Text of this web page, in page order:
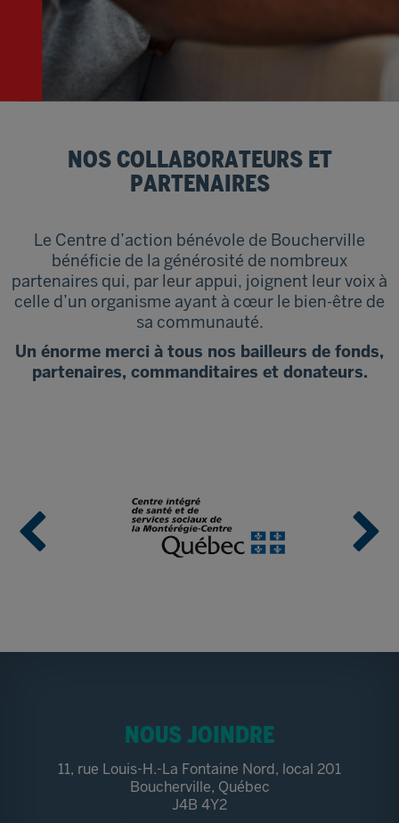
NOS COLLABORATEURS ET
PARTENAIRES
Le Centre d’action bénévole de Boucherville
bénéficie de la générosité de nombreux
partenaires qui, par leur appui, joignent leur voix à
celle d’un organisme ayant à cœur le bien-être de
sa communauté.
Un énorme merci à tous nos bailleurs de fonds,
partenaires, commanditaires et donateurs.
NOUS JOINDRE
11, rue Louis-H.-La Fontaine Nord, local 201
Boucherville, Québec
J4B 4Y2